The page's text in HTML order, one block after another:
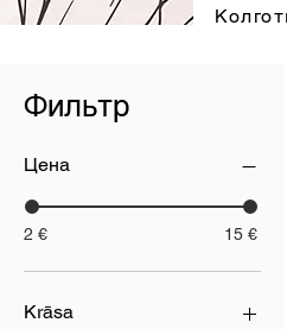
Фильтр
Цена
2 € 15 €
Krāsa